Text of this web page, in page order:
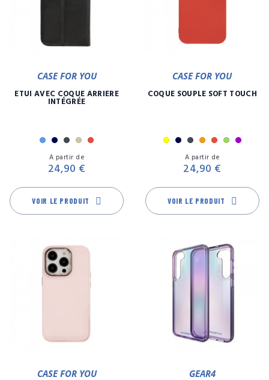
CASE FOR YOU
ETUI AVEC COQUE ARRIÈRE
INTÉGRÉE
BleuMarine
NoirOrRouge
A partir de
24,90 €
VOIR LE PRODUIT
CASE FOR YOU
COQUE SOUPLE SOFT TOUCH
JauneMarine
NoirOrange
Rouge
VertViolet
A partir de
24,90 €
VOIR LE PRODUIT
CASE FOR YOU GEAR4